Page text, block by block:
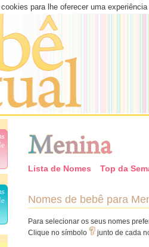
para lhe oferecer uma
Lista de Nomes Top da
Nomes de bebê para
Para selecionar os seus nomes
Clique no símbolo
junto de cada